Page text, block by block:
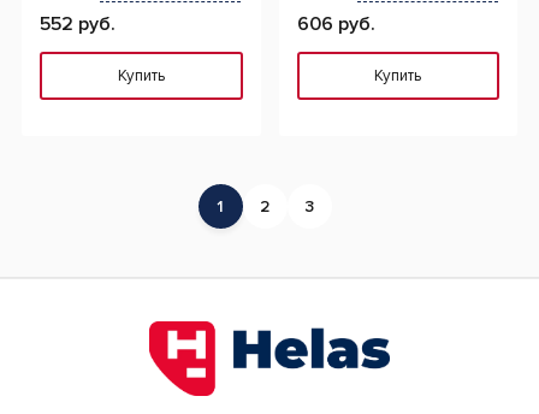
552 руб.
Купить
606 руб.
Купить
1 2 3